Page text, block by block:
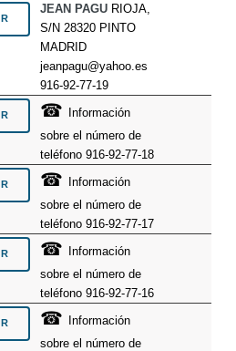
JEAN PAGU RIOJA,
S/N 28320 PINTO
MADRID
jeanpagu@yahoo.es
916-92-77-19
☎
Información
sobre el número de
teléfono 916-92-77-18
☎
Información
sobre el número de
teléfono 916-92-77-17
☎
Información
sobre el número de
teléfono 916-92-77-16
☎
Información
sobre el número de